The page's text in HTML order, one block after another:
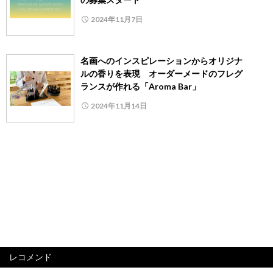
2024年11月7日
名画へのインスピレーションからオリジナ
ルの香りを表現 オーダーメードのフレグ
ランスが作れる「Aroma Bar」
2024年11月14日
レコメンド